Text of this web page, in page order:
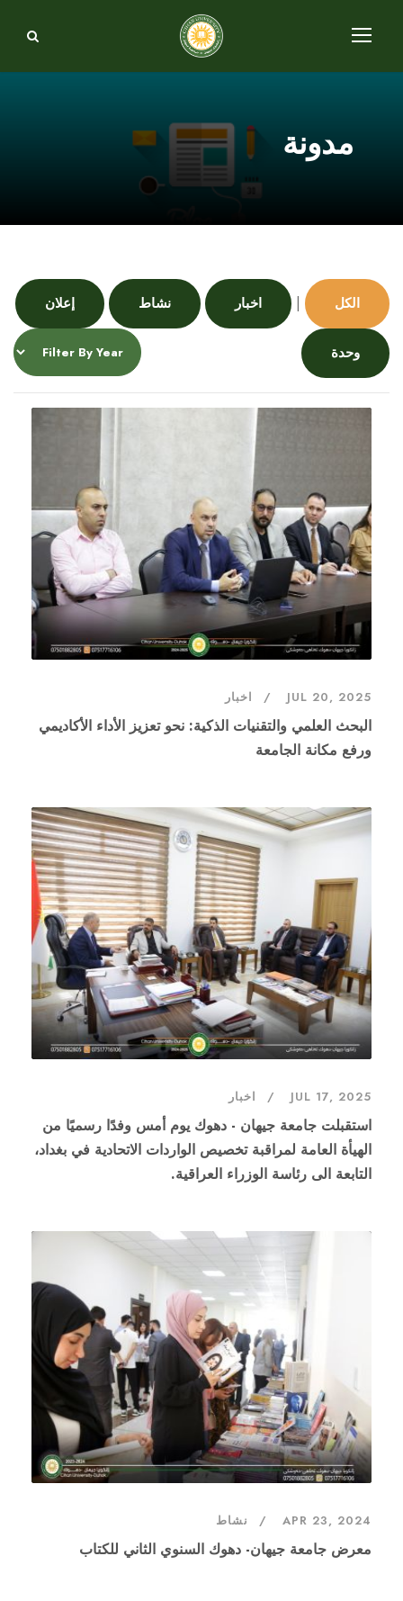
مدونة
الكل | اخبار نشاط إعلان
وحدة
JUL 20, 2025 اخبار
البحث العلمي والتقنيات الذكية: نحو تعزيز الأداء الأكاديمي
ورفع مكانة الجامعة
JUL 17, 2025 اخبار
‎استقبلت جامعة جيهان - دهوك يوم أمس وفدًا رسميًا من
الهيأة العامة لمراقبة تخصيص الواردات الاتحادية في بغداد،
التابعة الى رئاسة الوزراء العراقية.
APR 23, 2024 نشاط
معرض جامعة جيهان- دهوك السنوي الثاني للكتاب